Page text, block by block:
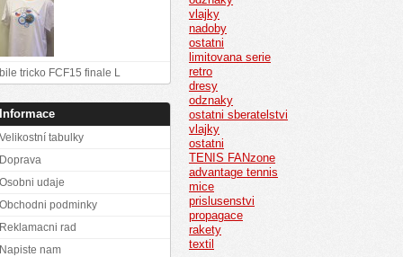
vlajky
nadoby
ostatni
limitovana serie
retro
dresy
odznaky
ostatni sberatelstvi
vlajky
ostatni
TENIS FANzone
advantage tennis
mice
prislusenstvi
propagace
rakety
textil
bile tricko FCF15 finale L
Informace
Velikostní tabulky
Doprava
Osobni udaje
Obchodni podminky
Reklamacni rad
Napiste nam